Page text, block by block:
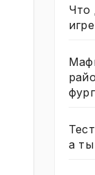
Что
а ты